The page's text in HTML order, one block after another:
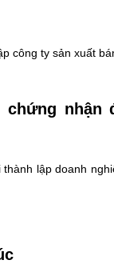
công ty sản xuất
nhận
lập doanh